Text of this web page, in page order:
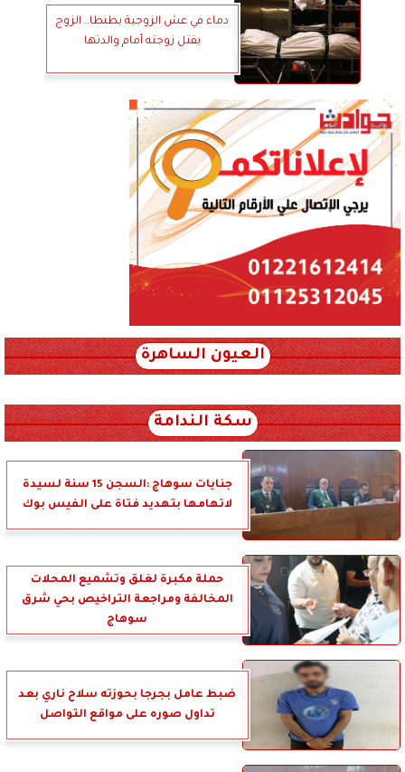
دماء في عش الزوجية بطنطا.. الزوج
يقتل زوجته أمام والدتها
العيون الساهرة
سكة الندامة
جنايات سوهاج :السجن 15 سنة لسيدة
لاتهامها بتهديد فتاة على الفيس بوك
حملة مكبرة لغلق وتشميع المحلات
المخالفة ومراجعة التراخيص بحي شرق
سوهاج
ضبط عامل بجرجا بحوزته سلاح ناري بعد
تداول صوره على مواقع التواصل